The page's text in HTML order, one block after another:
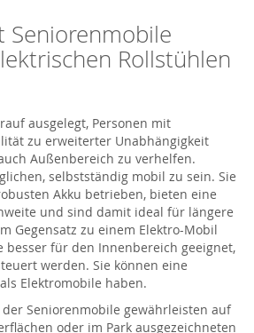
Seniorenmobile
Rollstühlen
ausgelegt, Personen mit
zu erweiterter Unabhängigkeit
Außenbereich zu verhelfen.
selbstständig mobil zu sein. Sie
Akku betrieben, bieten eine
und sind damit ideal für längere
Gegensatz zu einem Elektro-Mobil
besser für den Innenbereich geeignet,
werden. Sie können eine
Elektromobile haben.
Seniorenmobile gewährleisten auf
oder im Park ausgezeichneten